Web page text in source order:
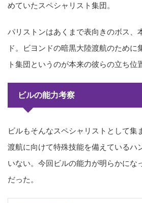
めていたスペシャリスト集団。
パリストンはあくまで表向きのボス、
ド。ビヨンドの暗黒大陸渡航のために
ト集団というのが本来の彼らの立ち位
ビルの能力考察
ビルもそんなスペシャリストとして集
渡航に向けて特殊技能を備えているハ
いない。今回ビルの能力が明らかにな
だった。